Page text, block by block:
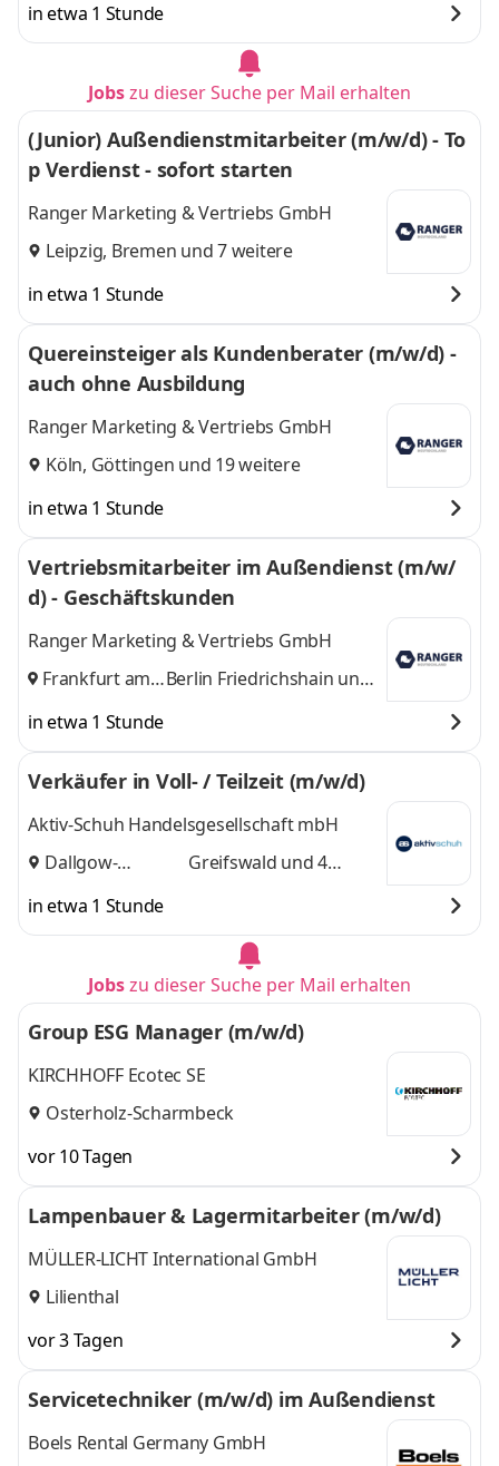
in etwa 1 Stunde
Jobszu dieser Suche per Mail erhalten
(Junior) Außendienstmitarbeiter (m/w/d) - To
p Verdienst - sofort starten
Ranger Marketing & Vertriebs GmbH
Leipzig, Bremen und 7 weitere
in etwa 1 Stunde
Quereinsteiger als Kundenberater (m/w/d) -
auch ohne Ausbildung
Ranger Marketing & Vertriebs GmbH
Köln, Göttingen und 19 weitere
in etwa 1 Stunde
Vertriebsmitarbeiter im Außendienst (m/w/
d) - Geschäftskunden
Ranger Marketing & Vertriebs GmbH
Frankfurt am
Berlin Friedrichshain und
in etwa 1 Stunde
Verkäufer in Voll- / Teilzeit (m/w/d)
Aktiv-Schuh Handelsgesellschaft mbH
Dallgow-
Greifswald und 4
in etwa 1 Stunde
Jobszu dieser Suche per Mail erhalten
Group ESG Manager (m/w/d)
KIRCHHOFF Ecotec SE
Osterholz-Scharmbeck
vor 10 Tagen
Lampenbauer & Lagermitarbeiter (m/w/d)
MÜLLER-LICHT International GmbH
Lilienthal
vor 3 Tagen
Servicetechniker (m/w/d) im Außendienst
Boels Rental Germany GmbH